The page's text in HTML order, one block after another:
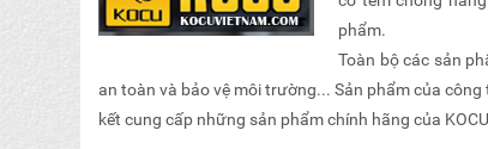
phẩm.
Toàn bộ các sản
an toàn và bảo vệ môi trường... Sản phẩm của
kết cung cấp những sản phẩm chính hãng của